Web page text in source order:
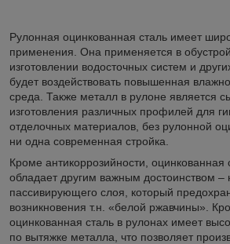
Рулонная оцинкованная сталь имеет
применения. Она применяется в
изготовлении водосточных систем и
будет воздействовать повышенная
среда. Также металл в рулоне является
изготовления различных профилей для
отделочных материалов, без рулонной
ни одна современная стройка.
Кроме антикоррозийности, оцинкованная
обладает другим важным достоинством –
пассивирующего слоя, который
возникновения т.н. «белой ржавчины».
оцинкованная сталь в рулонах имеет
по вытяжке металла, что позволяет